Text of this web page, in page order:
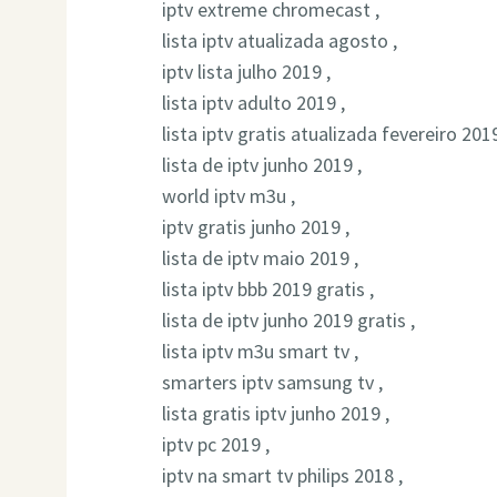
iptv extreme chromecast ,
lista iptv atualizada agosto ,
iptv lista julho 2019 ,
lista iptv adulto 2019 ,
lista iptv gratis atualizada fevereiro
lista de iptv junho 2019 ,
world iptv m3u ,
iptv gratis junho 2019 ,
lista de iptv maio 2019 ,
lista iptv bbb 2019 gratis ,
lista de iptv junho 2019 gratis ,
lista iptv m3u smart tv ,
smarters iptv samsung tv ,
lista gratis iptv junho 2019 ,
iptv pc 2019 ,
iptv na smart tv philips 2018 ,